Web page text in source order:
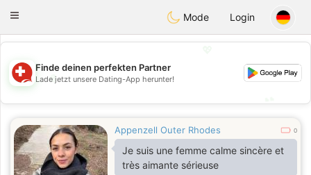
Suissi
Toggle
Mode Login
💖
💕
Finde deinen perfekten Partner
Lade jetzt unsere Dating-App herunter!
Appenzell Outer Rhodes 0
Je suis une femme calme sincère et
très aimante sérieuse